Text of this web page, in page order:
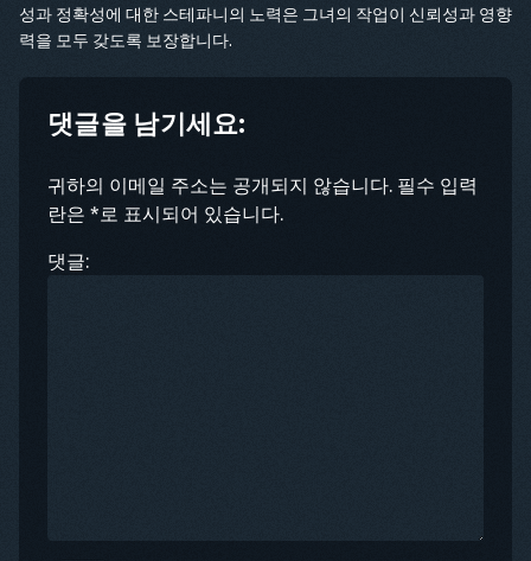
성과 정확성에 대한 스테파니의 노력은 그녀의 작업이 신뢰성과 영향
력을 모두 갖도록 보장합니다.
댓글을 남기세요:
귀하의 이메일 주소는 공개되지 않습니다. 필수 입력
란은 *로 표시되어 있습니다.
댓글: